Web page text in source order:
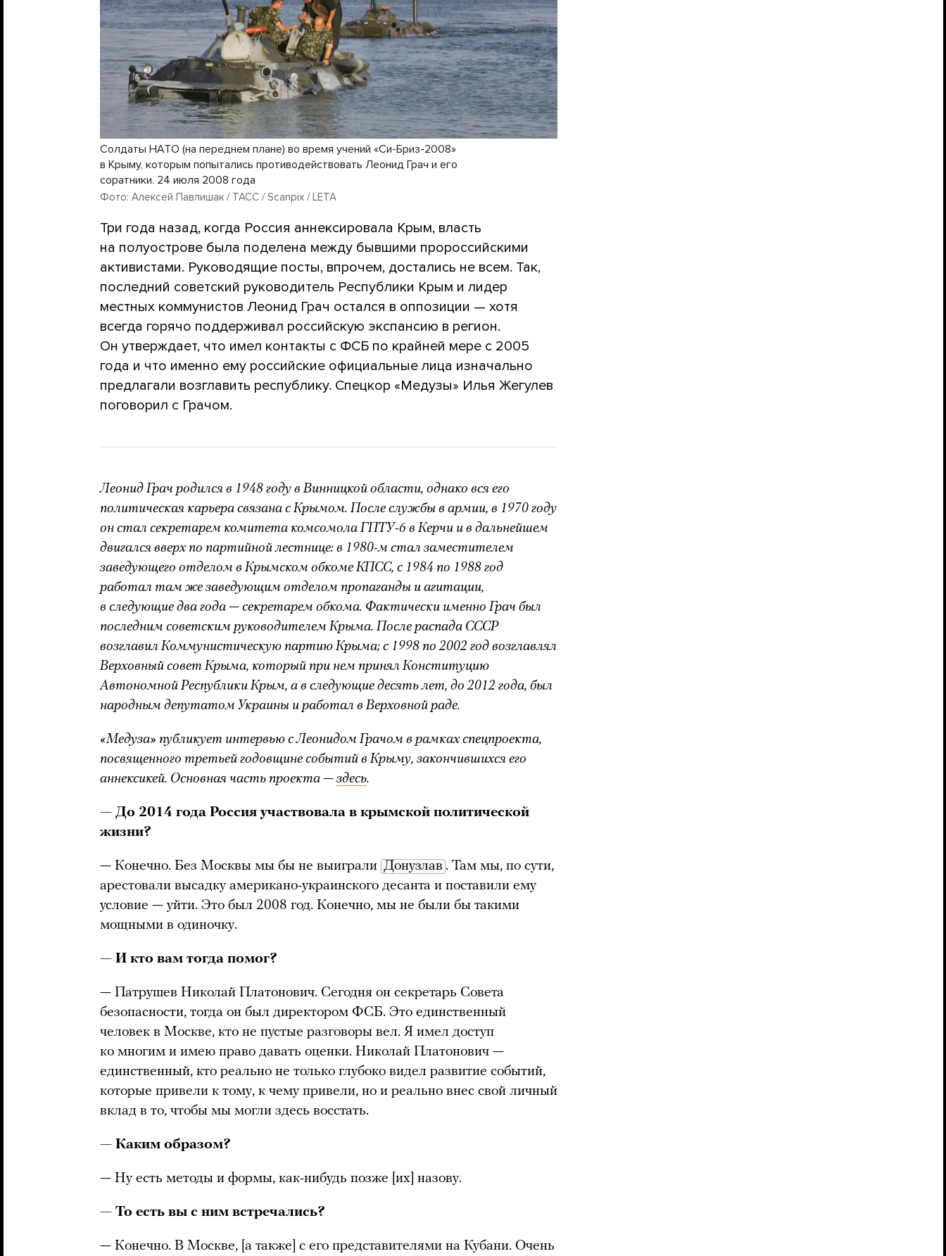
Солдаты НАТО (на переднем плане) во время учений «Си-Бриз-2008»
в Крыму, которым попытались противодействовать Леонид Грач и его
соратники. 24 июля 2008 года
Фото: Алексей Павлишак / ТАСС / Scanpix / LETA
Три года назад, когда Россия аннексировала Крым, власть
на полуострове была поделена между бывшими пророссийскими
активистами. Руководящие посты, впрочем, достались не всем. Так,
последний советский руководитель Республики Крым и лидер
местных коммунистов Леонид Грач остался в оппозиции — хотя
всегда горячо поддерживал российскую экспансию в регион.
Он утверждает, что имел контакты с ФСБ по крайней мере с 2005
года и что именно ему российские официальные лица изначально
предлагали возглавить республику. Спецкор «Медузы» Илья Жегулев
поговорил с Грачом.
Леонид Грач родился в 1948 году в Винницкой области, однако вся его
политическая карьера связана с Крымом. После службы в армии, в 1970 году
он стал секретарем комитета комсомола ГПТУ-6 в Керчи и в дальнейшем
двигался вверх по партийной лестнице: в 1980-м стал заместителем
заведующего отделом в Крымском обкоме КПСС, с 1984 по 1988 год
работал там же заведующим отделом пропаганды и агитации,
в следующие два года — секретарем обкома. Фактически именно Грач был
последним советским руководителем Крыма. После распада СССР
возглавил Коммунистическую партию Крыма; с 1998 по 2002 год возглавлял
Верховный совет Крыма, который при нем принял Конституцию
Автономной Республики Крым, а в следующие десять лет, до 2012 года, был
народным депутатом Украины и работал в Верховной раде.
«Медуза» публикует интервью с Леонидом Грачом в рамках спецпроекта,
посвященного третьей годовщине событий в Крыму, закончившихся его
аннексикей. Основная часть проекта — здесь.
— До 2014 года Россия участвовала в крымской политической
жизни?
— Конечно. Без Москвы мы бы не выиграли Донузлав . Там мы, по сути,
арестовали высадку американо-украинского десанта и поставили ему
условие — уйти. Это был 2008 год. Конечно, мы не были бы такими
мощными в одиночку.
— И кто вам тогда помог?
— Патрушев Николай Платонович. Сегодня он секретарь Совета
безопасности, тогда он был директором ФСБ. Это единственный
человек в Москве, кто не пустые разговоры вел. Я имел доступ
ко многим и имею право давать оценки. Николай Платонович —
единственный, кто реально не только глубоко видел развитие событий,
которые привели к тому, к чему привели, но и реально внес свой личный
вклад в то, чтобы мы могли здесь восстать.
— Каким образом?
— Ну есть методы и формы, как-нибудь позже [их] назову.
— То есть вы с ним встречались?
— Конечно. В Москве, [а также] с его представителями на Кубани. Очень